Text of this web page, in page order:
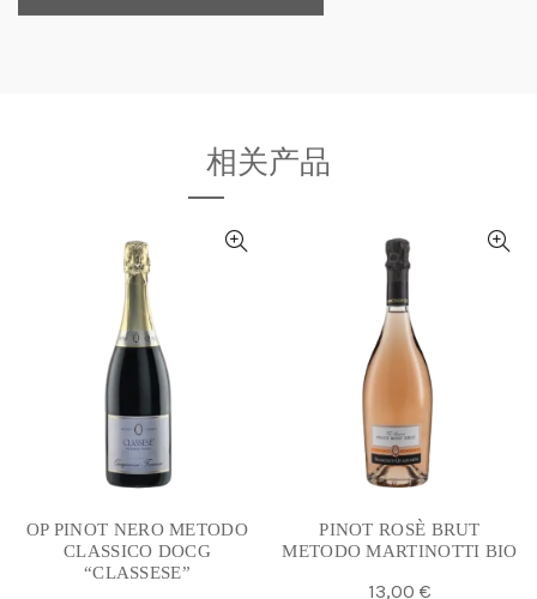
相关产品
OP PINOT NERO METODO
CLASSICO DOCG
“CLASSESE”
PINOT ROSÈ BRUT
METODO MARTINOTTI BIO
13,00 €